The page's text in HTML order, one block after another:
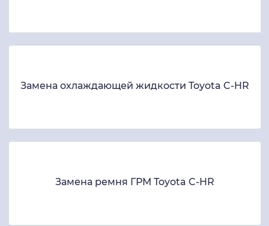
Замена охлаждающей жидкости Toyota C-HR
Замена ремня ГРМ Toyota C-HR